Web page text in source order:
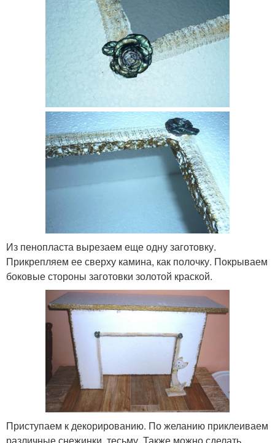
Из пенопласта вырезаем еще одну заготовку.
Прикрепляем ее сверху камина, как полочку. Покрываем
боковые стороны заготовки золотой краской.
Приступаем к декорированию. По желанию приклеиваем